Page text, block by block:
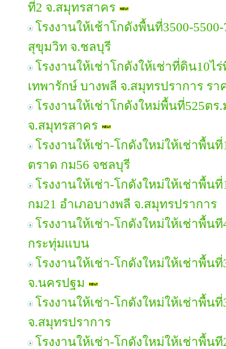
ที่2 จ.สมุทรสาคร
โรงงานให้เช้าโกดังพื้นที่3500-
สุขุมวิท จ.ชลบุรี
โรงงานให้เช่าโกดังให้เช่าที่ดิน10ไ
เทพารักษ์ บางพลี จ.สมุทรปราการ ร
โรงงานให้เช่าโกดังใหม่พื้นที่525ต
จ.สมุทรสาคร
โรงงานให้เช่า-โกดังใหม่ให้เช่าพื้น
ตราด กม56 จชลบุรี
โรงงานให้เช่า-โกดังใหม่ให้เช่าพื้น
กม21 อำเภอบางพลี จ.สมุทรปราการ
โรงงานให้เช่า-โกดังใหม่ให้เช่าพื้น
กระทุ่มแบน
โรงงานให้เช่า-โกดังใหม่ให้เช่าพื้น
จ.นครปฐม
โรงงานให้เช่า-โกดังใหม่ให้เช่าพื้น
จ.สมุทรปราการ
โรงงานให้เช่า-โกดังใหม่ให้เช่าพื้นที